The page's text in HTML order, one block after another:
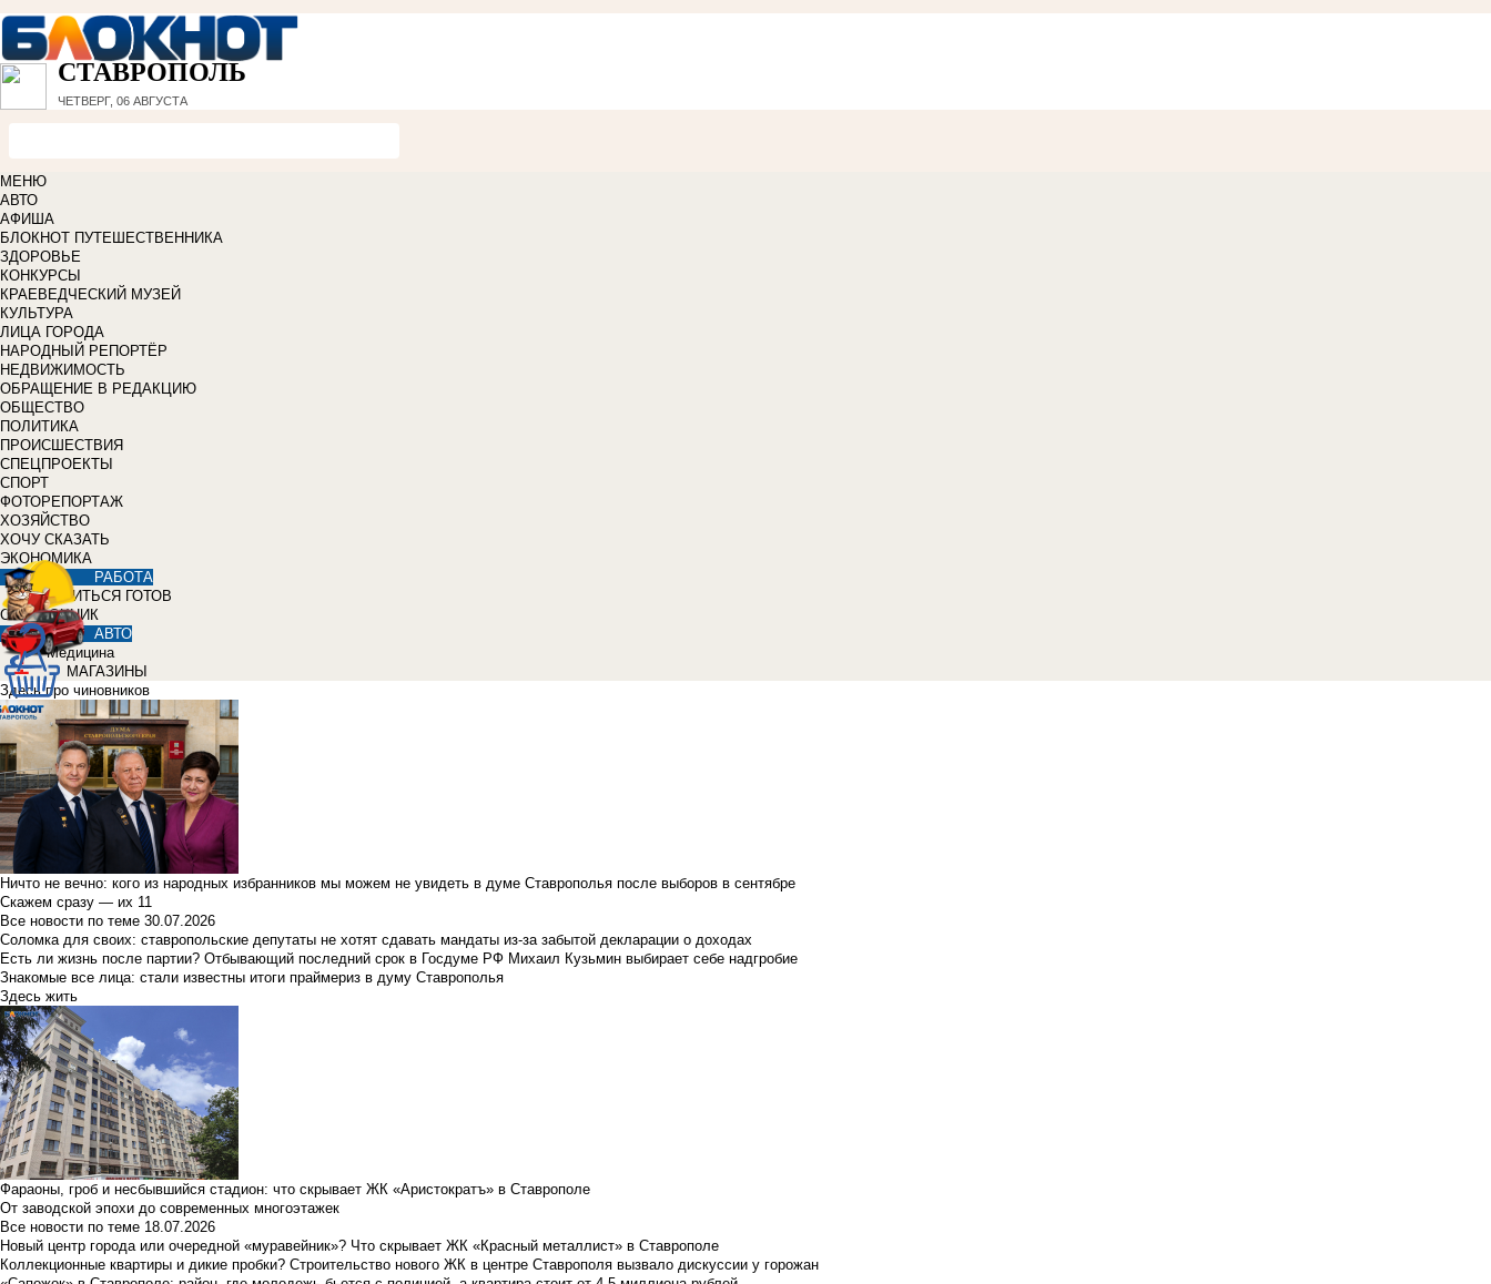
СТАВРОПОЛЬ
ЧЕТВЕРГ, 06 АВГУСТА
МЕНЮ
АВТО
АФИША
БЛОКНОТ ПУТЕШЕСТВЕННИКА
ЗДОРОВЬЕ
КОНКУРСЫ
КРАЕВЕДЧЕСКИЙ МУЗЕЙ
КУЛЬТУРА
ЛИЦА ГОРОДА
НАРОДНЫЙ РЕПОРТЁР
НЕДВИЖИМОСТЬ
ОБРАЩЕНИЕ В РЕДАКЦИЮ
ОБЩЕСТВО
ПОЛИТИКА
ПРОИСШЕСТВИЯ
СПЕЦПРОЕКТЫ
СПОРТ
ФОТОРЕПОРТАЖ
ХОЗЯЙСТВО
ХОЧУ СКАЗАТЬ
ЭКОНОМИКА
РАБОТА
УЧИТЬСЯ ГОТОВ
СПРАВОЧНИК
АВТО
Медицина
МАГАЗИНЫ
Здесь про чиновников
Ничто не вечно: кого из народных избранников мы можем не увидеть в думе Ставрополья после выборов в сентябре
Скажем сразу — их 11
Все новости по теме 30.07.2026
Соломка для своих: ставропольские депутаты не хотят сдавать мандаты из-за забытой декларации о доходах
Есть ли жизнь после партии? Отбывающий последний срок в Госдуме РФ Михаил Кузьмин выбирает себе надгробие
Знакомые все лица: стали известны итоги праймериз в думу Ставрополья
Здесь жить
Фараоны, гроб и несбывшийся стадион: что скрывает ЖК «Аристократъ» в Ставрополе
От заводской эпохи до современных многоэтажек
Все новости по теме 18.07.2026
Новый центр города или очередной «муравейник»? Что скрывает ЖК «Красный металлист» в Ставрополе
Коллекционные квартиры и дикие пробки? Строительство нового ЖК в центре Ставрополя вызвало дискуссии у горожан